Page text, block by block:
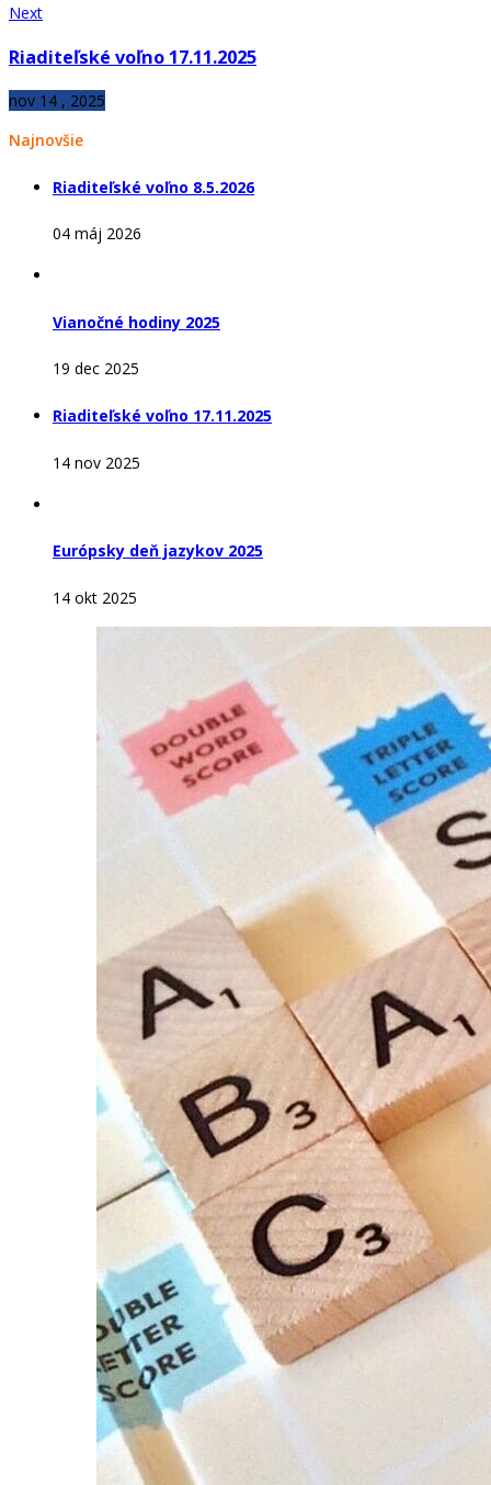
Next
Riaditeľské voľno 17.11.2025
nov 14 , 2025
Najnovšie
Riaditeľské voľno 8.5.2026
04 máj 2026
Vianočné hodiny 2025
19 dec 2025
Riaditeľské voľno 17.11.2025
14 nov 2025
Európsky deň jazykov 2025
14 okt 2025